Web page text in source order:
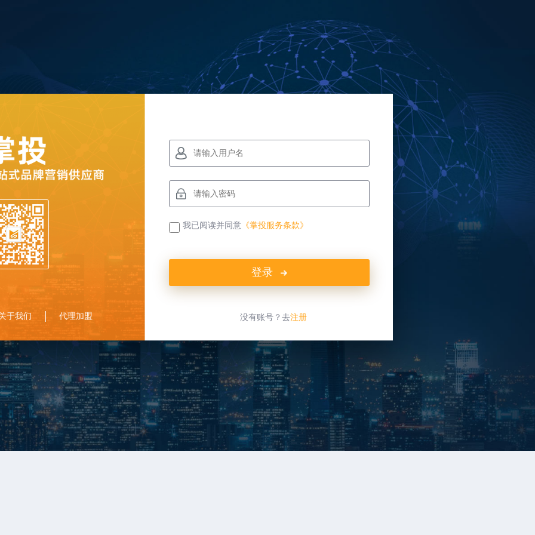
于我们 代理加盟
我已阅读并同意 《掌投服务条款》
登录
没有账号？去注册